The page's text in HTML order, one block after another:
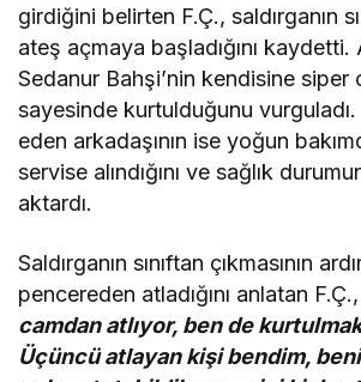
girdiğini belirten F.Ç., saldırganın
ateş açmaya başladığını kaydetti.
Sedanur Bahşi’nin kendisine siper
sayesinde kurtulduğunu
eden arkadaşının ise yoğun
servise alındığını ve sağlık
aktardı.
Saldırganın sınıftan çıkmasının
pencereden atladığını anlatan F.Ç.,
camdan atlıyor, ben de
Üçüncü atlayan kişi bendim,